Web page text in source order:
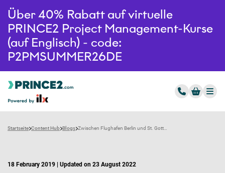
Über 40% Rabatt auf virtuelle
PRINCE2 Project Management-Kurse
(auf Englisch) - code:
P2PMSUMMER26DE
Startseite Content Hub Blogs
18 February 2019 | Updated on 23 August 2022